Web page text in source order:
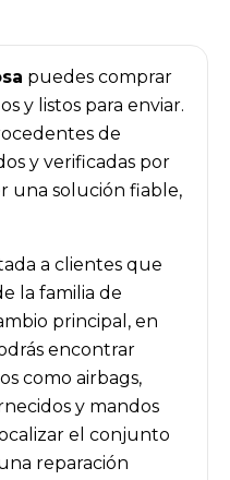
puedes comprar
y listos para enviar.
de
y verificadas por
una solución fiable,
a clientes que
la familia de
principal, en
encontrar
como airbags,
y mandos
el conjunto
reparación